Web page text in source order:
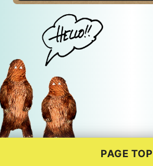
PAGE TOP